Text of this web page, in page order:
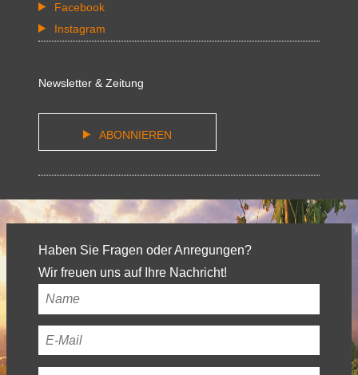
Facebook
Instagram
Newsletter & Zeitung
ABONNIEREN
Haben Sie Fragen oder Anregungen?
Wir freuen uns auf Ihre Nachricht!
Ihr
Name*
Ihre
E-